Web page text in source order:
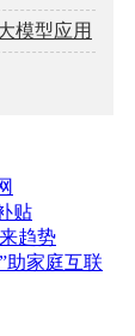
模型应用
贴
趋势
助家庭互联